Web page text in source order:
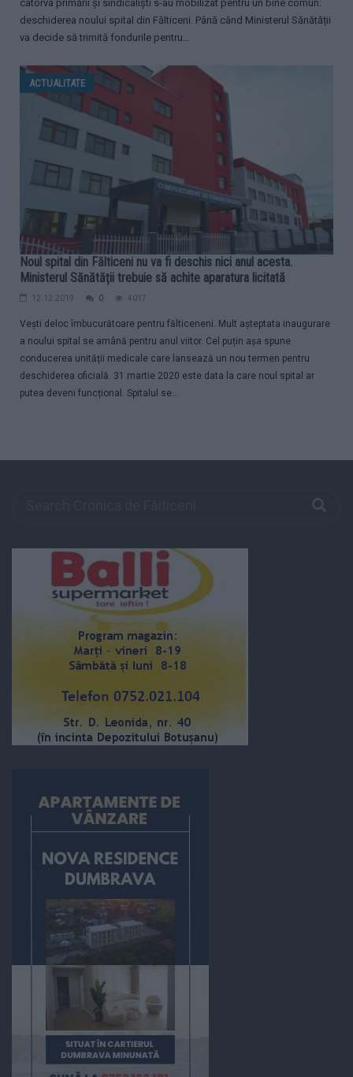
câtorva primării și sindicaliști s-au mobilizat pentru un bine comun:
deschiderea noului spital din Fălticeni. Până când Ministerul Sănătății
va decide să trimită fondurile pentru...
ACTUALITATE
Noul spital din Fălticeni nu va fi deschis nici anul acesta.
Ministerul Sănătății trebuie să achite aparatura licitată
12.12.2019 0 4017
Vești deloc îmbucurătoare pentru fălticeneni. Mult așteptata inaugurare
a noului spital se amână pentru anul viitor. Cel puțin așa spune
conducerea unității medicale care lansează un nou termen pentru
deschiderea oficială. 31 martie 2020 este data la care noul spital ar
putea deveni funcțional. Spitalul se...